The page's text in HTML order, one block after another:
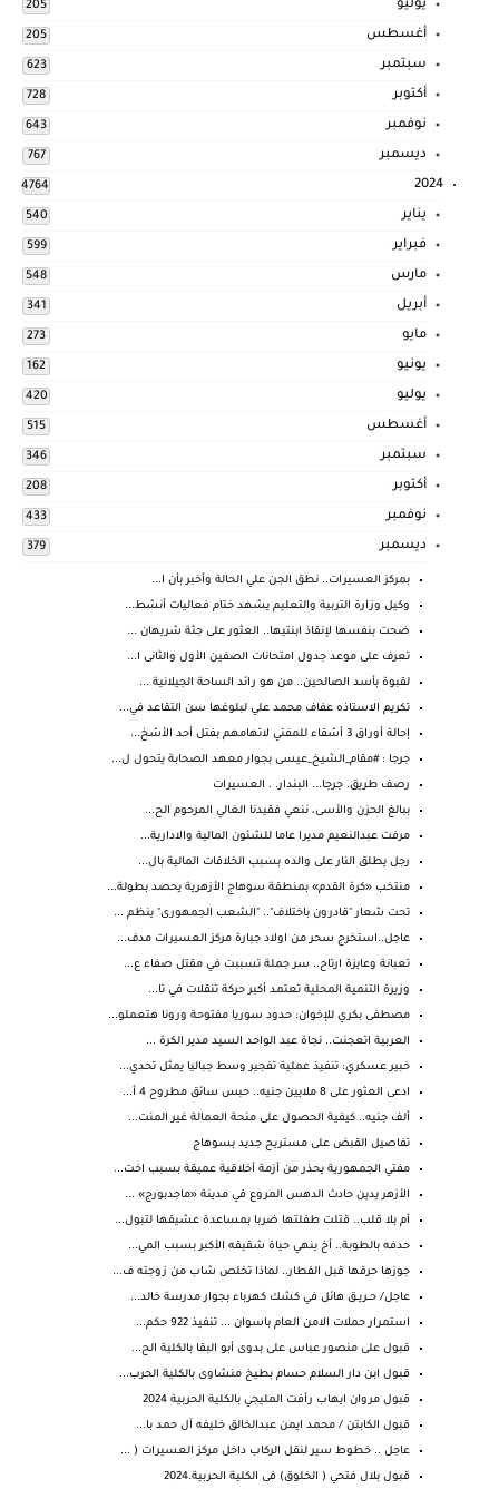
يوليو 205
أغسطس 205
سبتمبر 623
أكتوبر 728
نوفمبر 643
ديسمبر 767
2024
4764
يناير 540
فبراير 599
مارس 548
أبريل 341
مايو 273
يونيو 162
يوليو 420
أغسطس 515
سبتمبر 346
أكتوبر 208
نوفمبر 433
ديسمبر 379
بمركز العسيرات.. نطق الجن علي الحالة وأخبر بأن ا...
وكيل وزارة التربية والتعليم يشهد ختام فعاليات أنشط...
ضحت بنفسها لإنقاذ ابنتيها.. العثور على جثة شريهان ...
تعرف على موعد جدول امتحانات الصفين الأول والثانى ا...
لقبوة بأسد الصالحين.. من هو رائد الساحة الجيلانية ...
تكريم الاستاذه عفاف محمد علي لبلوغها سن التقاعد في...
إحالة أوراق 3 أشقاء للمفتي لاتهامهم بفتل أحد الأشخ...
جرجا : #مقام_الشيخ_عيسى بجوار معهد الصحابة يتحول ل...
رصف طريق. جرجا... البندار. . العسيرات
ببالغ الحزن والأسى، ننعي فقيدنا الغالي المرحوم الح...
مرفت عبدالنعيم مديرا عاما للشئون المالية والادارية...
رجل يطلق النار على والده بسبب الخلافات المالية بال...
منتخب «كرة القدم» بمنطقة سوهاج الأزهرية يحصد بطولة...
تحت شعار "قادرون باختلاف".. "الشعب الجمهورى" ينظم ...
عاجل..استخرج سحر من اولاد جبارة مركز العسيرات مدف...
تعبانة وعايزة ارتاح.. سر جملة تسببت في مقتل صفاء ع...
وزيرة التنمية المحلية تعتمد أكبر حركة تنقلات في تا...
مصطفى بكري للإخوان: حدود سوريا مفتوحة ورونا هتعملو...
العربية اتعجنت.. نجاة عبد الواحد السيد مدير الكرة ...
خبير عسكري: تنفيذ عملية تفجير وسط جباليا يمثل تحدي...
ادعى العثور على 8 ملايين جنيه.. حبس سائق مطروح 4 أ...
ألف جنيه.. كيفية الحصول على منحة العمالة غير المنت...
تفاصيل القبض على مستريح جديد بسوهاج
مفتي الجمهورية يحذر من أزمة أخلاقية عميقة بسبب اخت...
الأزهر يدين حادث الدهس المروع في مدينة «ماجدبورج» ...
أم بلا قلب.. قتلت طفلتها ضربا بمساعدة عشيقها لتبول...
حدفه بالطوبة.. أخ ينهي حياة شقيقه الأكبر بسبب المي...
جوزها حرقها قبل الفطار.. لماذا تخلص شاب من زوجته ف...
عاجل/ حــريــق هائل في كشك كهرباء بجوار مدرسة خالد...
استمرار حملات الامن العام باسوان ... تنفيذ 922 حكم...
قبول على منصور عباس على بدوى أبو البقا بالكلية الح...
قبول ابن دار السلام حسام بطيخ منشاوى بالكلية الحرب...
قبول مروان ايهاب رأفت المليجي بالكلية الحربية 2024
قبول الكابتن / محمد ايمن عبدالخالق خليفه آل حمد با...
عاجل .. خطوط سير لنقل الركاب داخل مركز العسيرات ( ...
قبول بلال فتحي ( الخلوق) فى الكلية الحربية.2024